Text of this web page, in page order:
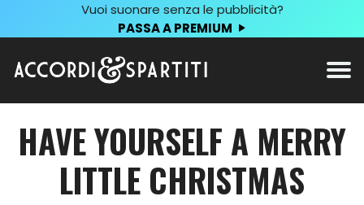
Vuoi suonare senza le pubblicità?
PASSA A PREMIUM
HAVE YOURSELF A MERRY
LITTLE CHRISTMAS